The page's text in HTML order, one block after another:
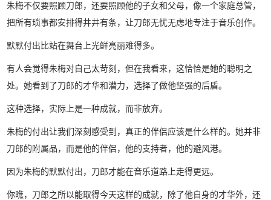
朱梅不仅要照顾刀郎，还要照顾他的子女和父母，像一个家庭总管，
把所有琐事都安排得井井有条，让刀郎无忧无虑地专注于音乐创作。
默默付出比站在舞台上光鲜亮丽难得多。
有人会觉得朱梅对自己太苛刻，但在我看来，这恰恰是她的聪明之
处。她看到了刀郎的才华和潜力，选择了做他坚强的后盾。
这种选择，实际上是一种成就，而非放弃。
朱梅的付出让我们深刻感受到，真正的伴侣应该是什么样的。她并非
刀郎的附属品，而是他的伴侣，他的支持者，他的避风港。
因为朱梅的默默付出，刀郎才能在音乐道路上走得更远。
你瞧，刀郎之所以能取得今天这样的成就，除了他自身的才华外，还